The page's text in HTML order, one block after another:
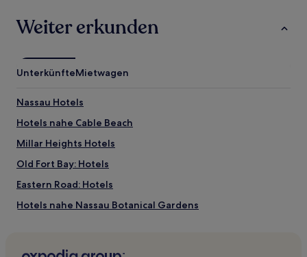
ändern.
Es
zusätzliche
Bedingungen
gelten.
Weiter erkunden
UnterkünfteMietwagen
Nassau Hotels
Hotels nahe Cable Beach
Millar Heights Hotels
Old Fort Bay: Hotels
Eastern Road: Hotels
Hotels nahe Nassau Botanical Gardens